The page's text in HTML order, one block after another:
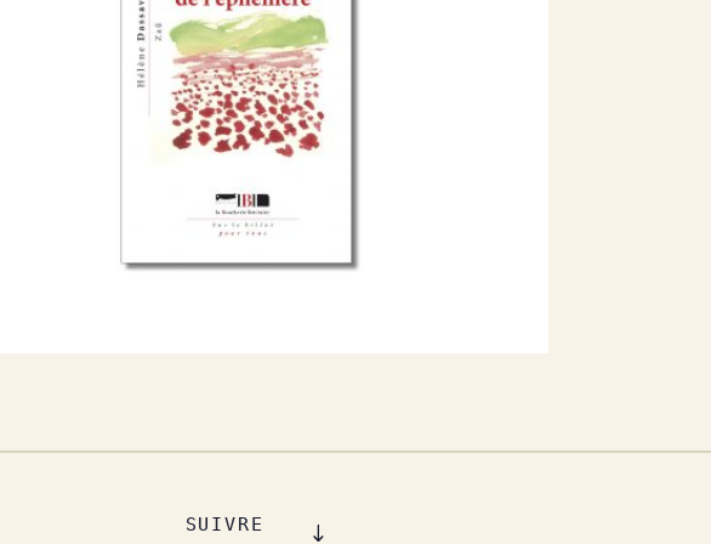
SUIVRE